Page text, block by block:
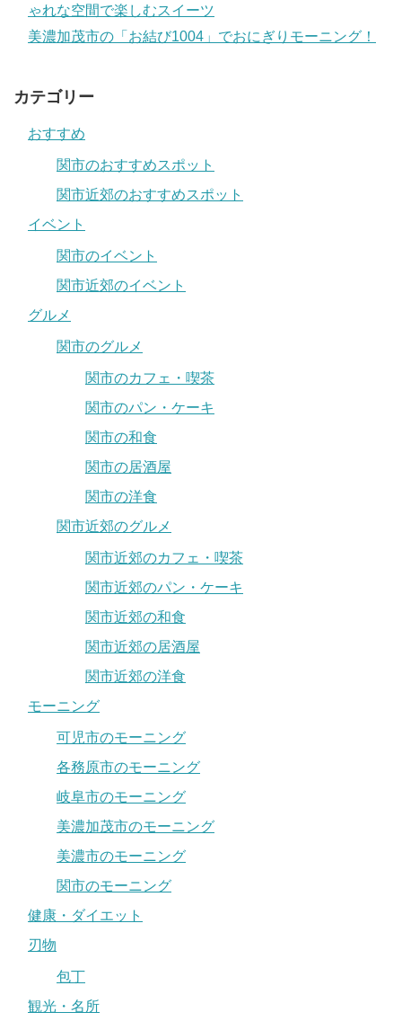
ゃれな空間で楽しむスイーツ
美濃加茂市の「お結び1004」でおにぎりモーニング！
カテゴリー
おすすめ
関市のおすすめスポット
関市近郊のおすすめスポット
イベント
関市のイベント
関市近郊のイベント
グルメ
関市のグルメ
関市のカフェ・喫茶
関市のパン・ケーキ
関市の和食
関市の居酒屋
関市の洋食
関市近郊のグルメ
関市近郊のカフェ・喫茶
関市近郊のパン・ケーキ
関市近郊の和食
関市近郊の居酒屋
関市近郊の洋食
モーニング
可児市のモーニング
各務原市のモーニング
岐阜市のモーニング
美濃加茂市のモーニング
美濃市のモーニング
関市のモーニング
健康・ダイエット
刃物
包丁
観光・名所